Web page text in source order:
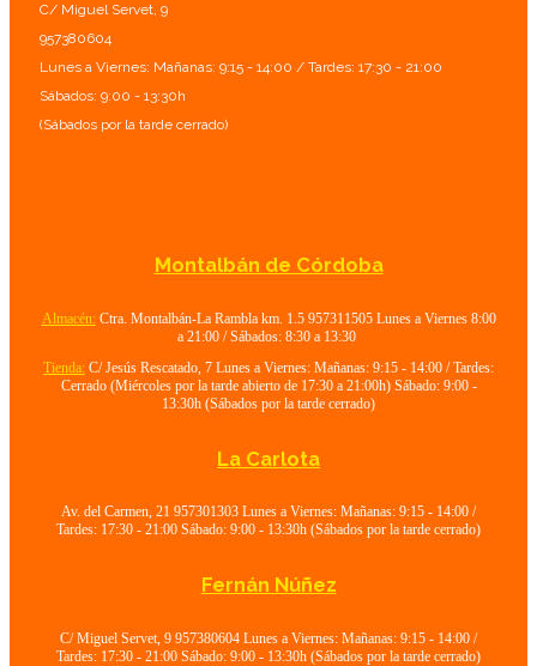
C/ Miguel Servet, 9
957380604
Lunes a Viernes: Mañanas: 9:15 - 14:00 / Tardes: 17:30 - 21:00
Sábados: 9:00 - 13:30h
(Sábados por la tarde cerrado)
Montalbán de Córdoba
Almacén: Ctra. Montalbán-La Rambla km. 1.5 957311505 Lunes a Viernes 8:00
a 21:00 / Sábados: 8:30 a 13:30
Tienda: C/ Jesús Rescatado, 7 Lunes a Viernes: Mañanas: 9:15 - 14:00 / Tardes:
Cerrado (Miércoles por la tarde abierto de 17:30 a 21:00h) Sábado: 9:00 -
13:30h (Sábados por la tarde cerrado)
La Carlota
Av. del Carmen, 21 957301303 Lunes a Viernes: Mañanas: 9:15 - 14:00 /
Tardes: 17:30 - 21:00 Sábado: 9:00 - 13:30h (Sábados por la tarde cerrado)
Fernán Núñez
C/ Miguel Servet, 9 957380604 Lunes a Viernes: Mañanas: 9:15 - 14:00 /
Tardes: 17:30 - 21:00 Sábado: 9:00 - 13:30h (Sábados por la tarde cerrado)